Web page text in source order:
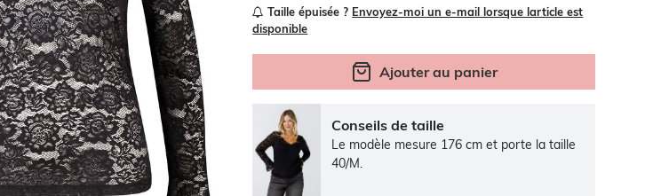
Taille épuisée ? Envoyez-moi un e-mail lorsque larticle est
disponible
Ajouter au panier
Conseils de taille
Le modèle mesure 176 cm et porte la taille
40/M.